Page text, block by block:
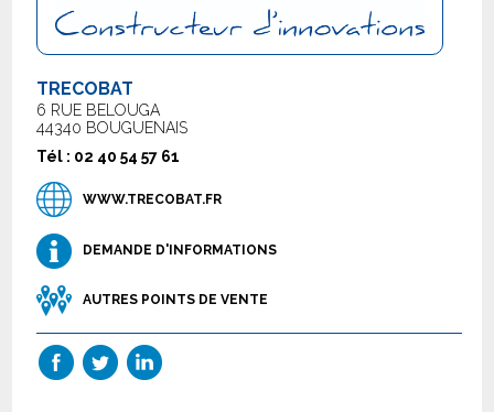
TRECOBAT
6 RUE BELOUGA
44340 BOUGUENAIS
Tél : 02 40 54 57 61
WWW.TRECOBAT.FR
DEMANDE D'INFORMATIONS
AUTRES POINTS DE VENTE